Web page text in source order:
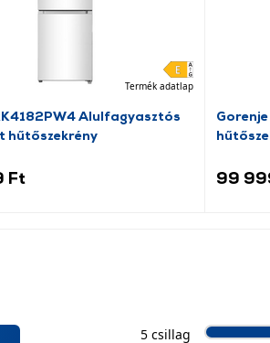
Termék adatlap
Alulfagyasztós
hűtőszekrény
Ft 99
5 csillag